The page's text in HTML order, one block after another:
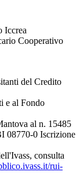
Iccrea
Cooperativo
del Credito
e al Fondo
al n. 15485
08770-0 Iscrizione
consulta
rui-